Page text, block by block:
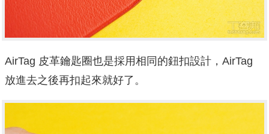
AirTag 皮革鑰匙圈也是採用相同的鈕扣設計，AirTag
放進去之後再扣起來就好了。